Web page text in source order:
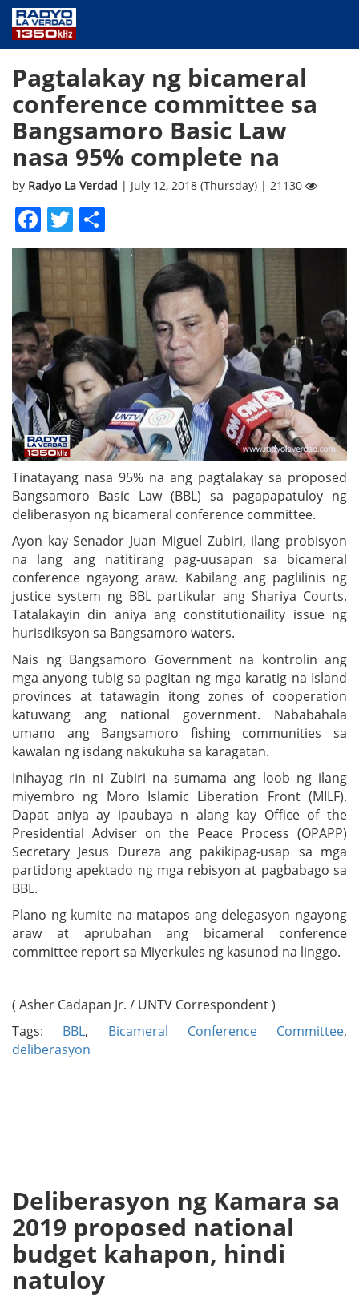
PUBLIC SERVICE
ANNOUNCEMENTS
PROGRAMS
ABOUT
Pagtalakay ng bicameral
conference committee sa
Bangsamoro Basic Law
nasa 95% complete na
by Radyo La Verdad | July 12, 2018 (Thursday) | 21130
Facebook
Twitter
Tinatayang nasa 95% na ang pagtalakay sa proposed
Bangsamoro Basic Law (BBL) sa pagapapatuloy ng
deliberasyon ng bicameral conference committee.
Ayon kay Senador Juan Miguel Zubiri, ilang probisyon
na lang ang natitirang pag-uusapan sa bicameral
conference ngayong araw. Kabilang ang paglilinis ng
justice system ng BBL partikular ang Shariya Courts.
Tatalakayin din aniya ang constitutionaility issue ng
hurisdiksyon sa Bangsamoro waters.
Nais ng Bangsamoro Government na kontrolin ang
mga anyong tubig sa pagitan ng mga karatig na Island
provinces at tatawagin itong zones of cooperation
katuwang ang national government. Nababahala
umano ang Bangsamoro fishing communities sa
kawalan ng isdang nakukuha sa karagatan.
Inihayag rin ni Zubiri na sumama ang loob ng ilang
miyembro ng Moro Islamic Liberation Front (MILF).
Dapat aniya ay ipaubaya n alang kay Office of the
Presidential Adviser on the Peace Process (OPAPP)
Secretary Jesus Dureza ang pakikipag-usap sa mga
partidong apektado ng mga rebisyon at pagbabago sa
BBL.
Plano ng kumite na matapos ang delegasyon ngayong
araw at aprubahan ang bicameral conference
committee report sa Miyerkules ng kasunod na linggo.
( Asher Cadapan Jr. / UNTV Correspondent )
Tags: BBL, Bicameral Conference Committee,
deliberasyon
Deliberasyon ng Kamara sa
2019 proposed national
budget kahapon, hindi
natuloy